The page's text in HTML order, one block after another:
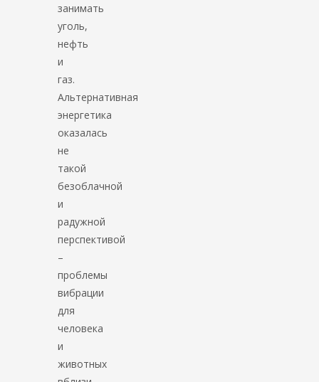
занимать
уголь,
нефть
и
газ.
Альтернативная
энергетика
оказалась
не
такой
безоблачной
и
радужной
перспективой
–
проблемы
вибрации
для
человека
и
животных